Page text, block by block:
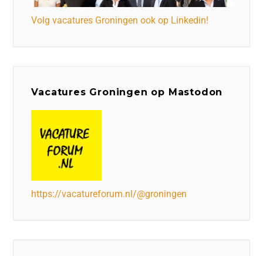
Volg vacatures Groningen ook op Linkedin!
Vacatures Groningen op Mastodon
https://vacatureforum.nl/@groningen